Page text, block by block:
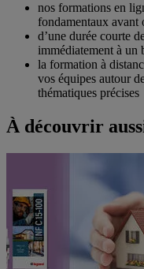
nos formations en
fondamentaux avant
d’une durée courte
immédiatement à un
la formation à
vos équipes autour
thématiques précises
À découvrir